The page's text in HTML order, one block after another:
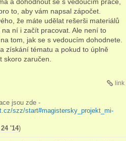
to, aby vám napsal zápočet.
že máte udělat rešerši materiálů
ní i začít pracovat. Ale není to
tom, jak se s vedoucím dohodnete.
získání tématu a pokud to úplně
skoro zaručen.
link
jsou zde -
szz/start#magistersky_projekt_mi-
'14)